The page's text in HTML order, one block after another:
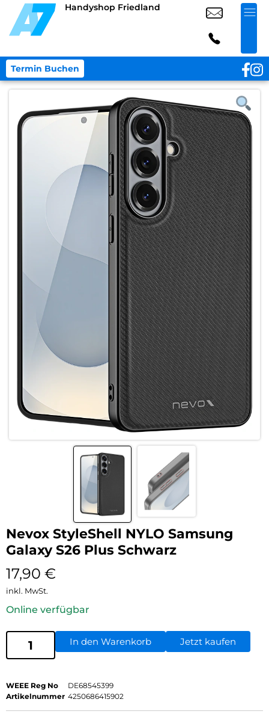
Handyshop Friedland
Termin Buchen
Nevox StyleShell NYLO Samsung
Galaxy S26 Plus Schwarz
17,90 €
inkl. MwSt.
Online verfügbar
In den Warenkorb Jetzt kaufen
WEEE Reg No
DE68545399
Artikelnummer 4250686415902